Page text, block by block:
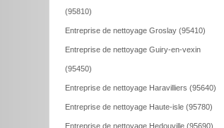
(95810)
Entreprise de nettoyage Groslay (95410)
Entreprise de nettoyage Guiry-en-vexin
(95450)
Entreprise de nettoyage Haravilliers (95640)
Entreprise de nettoyage Haute-isle (95780)
Entreprise de nettoyage Hedouville (95690)